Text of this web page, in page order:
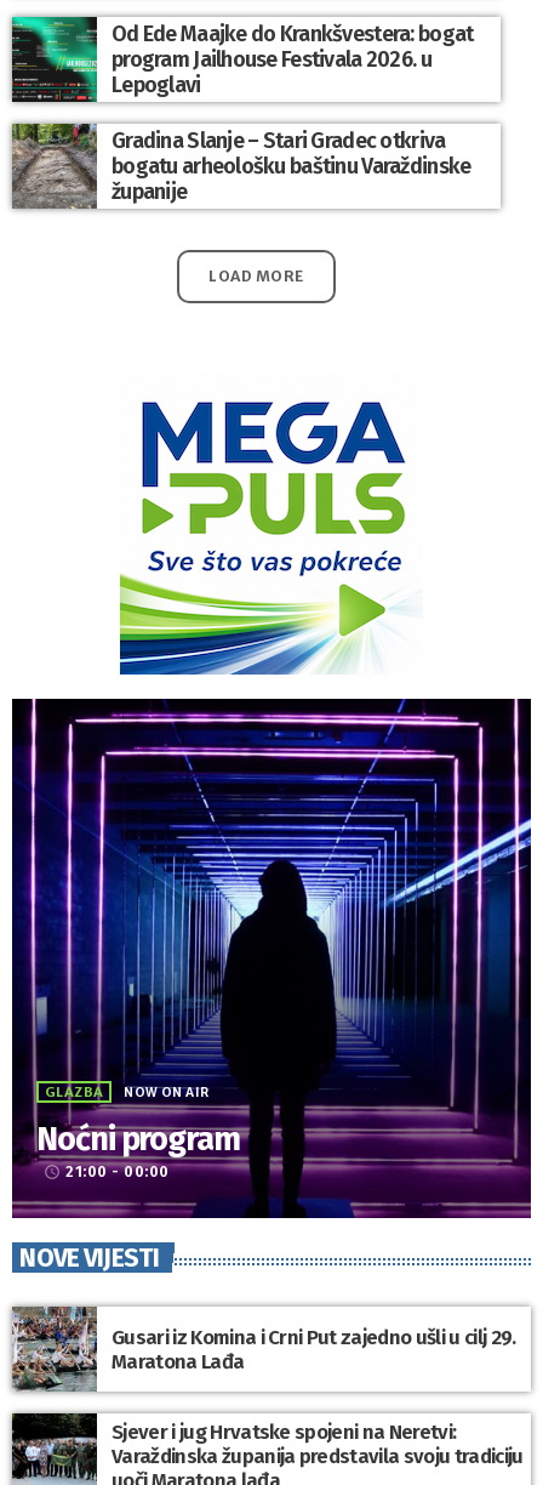
Od Ede Maajke do Krankšvestera: bogat
program Jailhouse Festivala 2026. u
Lepoglavi
Gradina Slanje – Stari Gradec otkriva
bogatu arheološku baštinu Varaždinske
županije
LOAD MORE
GLAZBA NOW ON AIR
Noćni program
access_time 21:00 - 00:00
NOVE VIJESTI
Gusari iz Komina i Crni Put zajedno ušli u cilj 29.
Maratona Lađa
Sjever i jug Hrvatske spojeni na Neretvi:
Varaždinska županija predstavila svoju tradiciju